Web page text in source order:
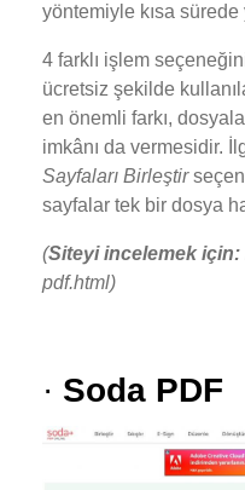
yöntemiyle kısa
4 farklı işlem
ücretsiz şekilde
en önemli farkı,
imkânı da vermesidir.
Sayfaları Birleştir
sayfalar tek bir dosya
(Siteyi incelemek için:
pdf.html)
· Soda PDF